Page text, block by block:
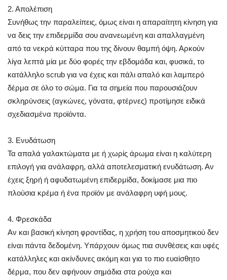
2. Απολέπιση
Συνήθως την παραλείπεις, όμως είναι η απαραίτητη κίνηση για
να δεις την επιδερμίδα σου ανανεωμένη και απαλλαγμένη
από τα νεκρά κύτταρα που της δίνουν θαμπή όψη. Αρκούν
λίγα λεπτά μία με δύο φορές την εβδομάδα και, φυσικά, το
κατάλληλο scrub για να έχεις και πάλι απαλό και λαμπερό
δέρμα σε όλο το σώμα. Για τα σημεία που παρουσιάζουν
σκληρύνσεις (αγκώνες, γόνατα, φτέρνες) προτίμησε ειδικά
σχεδιασμένα προϊόντα.
3. Ενυδάτωση
Τα απαλά γαλακτώματα με ή χωρίς άρωμα είναι η καλύτερη
επιλογή για ανάλαφρη, αλλά αποτελεσματική ενυδάτωση. Αν
έχεις ξηρή ή αφυδατωμένη επιδερμίδα, δοκίμασε μια πιο
πλούσια κρέμα ή ένα προϊόν με ανάλαφρη υφή μους.
4. Φρεσκάδα
Αν και βασική κίνηση φροντίδας, η χρήση του αποσμητικού δεν
είναι πάντα δεδομένη. Υπάρχουν όμως πια συνθέσεις και υφές
κατάλληλες και ακίνδυνες ακόμη και για το πιο ευαίσθητο
δέρμα, που δεν αφήνουν σημάδια στα ρούχα και